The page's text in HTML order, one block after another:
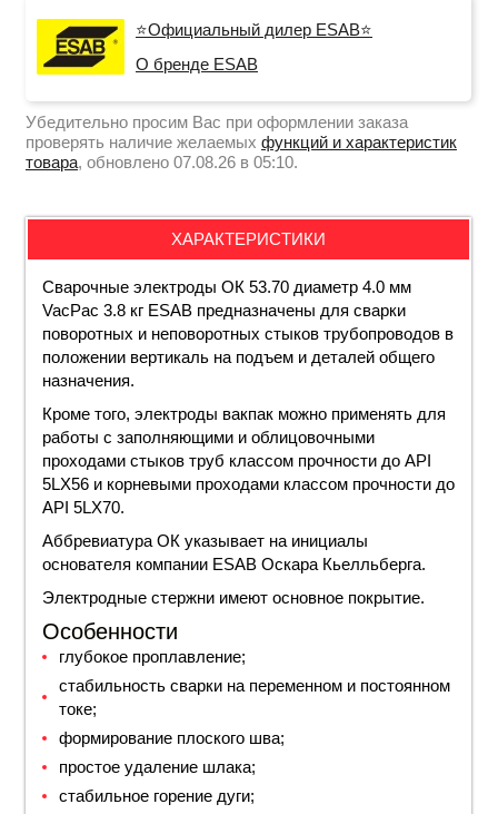
⭐Официальный дилер ESAB⭐
О бренде ESAB
Убедительно просим Вас при оформлении заказа
проверять наличие желаемых функций и характеристик
товара, обновлено 07.08.26 в 05:10.
ХАРАКТЕРИСТИКИ
Сварочные электроды ОК 53.70 диаметр 4.0 мм
VacPac 3.8 кг ESAB предназначены для сварки
поворотных и неповоротных стыков трубопроводов в
положении вертикаль на подъем и деталей общего
назначения.
Кроме того, электроды вакпак можно применять для
работы с заполняющими и облицовочными
проходами стыков труб классом прочности до API
5LX56 и корневыми проходами классом прочности до
API 5LX70.
Аббревиатура ОК указывает на инициалы
основателя компании ESAB Оскара Кьелльберга.
Электродные стержни имеют основное покрытие.
Особенности
глубокое проплавление;
стабильность сварки на переменном и постоянном
токе;
формирование плоского шва;
простое удаление шлака;
стабильное горение дуги;